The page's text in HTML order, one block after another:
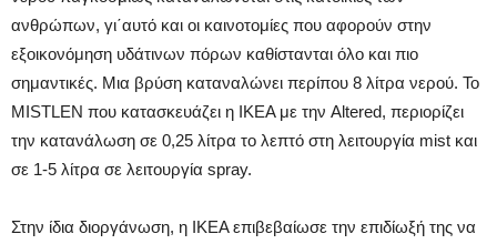
ανθρώπων, γι΄αυτό και οι καινοτομίες που αφορούν στην
εξοικονόμηση υδάτινων πόρων καθίστανται όλο και πιο
σημαντικές. Μια βρύση καταναλώνει περίπου 8 λίτρα νερού. Το
MISTLEN που κατασκευάζει η IKEA με την Altered, περιορίζει
την κατανάλωση σε 0,25 λίτρα το λεπτό στη λειτουργία mist και
σε 1-5 λίτρα σε λειτουργία spray.
Στην ίδια διοργάνωση, η ΙΚΕΑ επιβεβαίωσε την επιδίωξή της να